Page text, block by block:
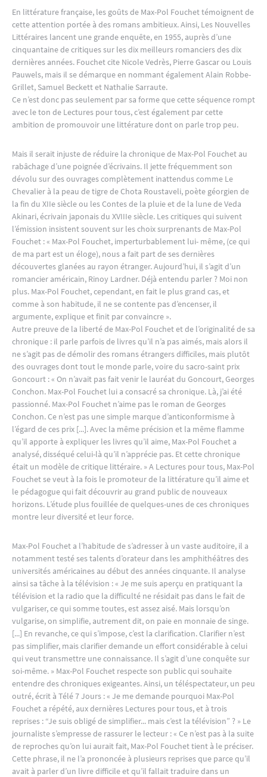
En littérature française, les goûts de Max-Pol Fouchet témoignent de
cette attention portée à des romans ambitieux. Ainsi, Les Nouvelles
Littéraires lancent une grande enquête, en 1955, auprès d’une
cinquantaine de critiques sur les dix meilleurs romanciers des dix
dernières années. Fouchet cite Nicole Vedrès, Pierre Gascar ou Louis
Pauwels, mais il se démarque en nommant également Alain Robbe-
Grillet, Samuel Beckett et Nathalie Sarraute.
Ce n’est donc pas seulement par sa forme que cette séquence rompt
avec le ton de Lectures pour tous, c’est également par cette
ambition de promouvoir une littérature dont on parle trop peu.
Mais il serait injuste de réduire la chronique de Max-Pol Fouchet au
rabâchage d’une poignée d’écrivains. Il jette fréquemment son
dévolu sur des ouvrages complètement inattendus comme Le
Chevalier à la peau de tigre de Chota Roustaveli, poète géorgien de
la fin du XIIe siècle ou les Contes de la pluie et de la lune de Veda
Akinari, écrivain japonais du XVIIIe siècle. Les critiques qui suivent
l’émission insistent souvent sur les choix surprenants de Max-Pol
Fouchet : « Max-Pol Fouchet, imperturbablement lui- même, (ce qui
de ma part est un éloge), nous a fait part de ses dernières
découvertes glanées au rayon étranger. Aujourd’hui, il s’agit d’un
romancier américain, Rinoy Lardner. Déjà entendu parler ? Moi non
plus. Max-Pol Fouchet, cependant, en fait le plus grand cas, et
comme à son habitude, il ne se contente pas d’encenser, il
argumente, explique et finit par convaincre ».
Autre preuve de la liberté de Max-Pol Fouchet et de l’originalité de sa
chronique : il parle parfois de livres qu’il n’a pas aimés, mais alors il
ne s’agit pas de démolir des romans étrangers difficiles, mais plutôt
des ouvrages dont tout le monde parle, voire du sacro-saint prix
Goncourt : « On n’avait pas fait venir le lauréat du Goncourt, Georges
Conchon. Max-Pol Fouchet lui a consacré sa chronique. Là, j’ai été
passionné. Max-Pol Fouchet n’aime pas le roman de Georges
Conchon. Ce n’est pas une simple marque d’anticonformisme à
l’égard de ces prix [...]. Avec la même précision et la même flamme
qu’il apporte à expliquer les livres qu’il aime, Max-Pol Fouchet a
analysé, disséqué celui-là qu’il n’apprécie pas. Et cette chronique
était un modèle de critique littéraire. » A Lectures pour tous, Max-Pol
Fouchet se veut à la fois le promoteur de la littérature qu’il aime et
le pédagogue qui fait découvrir au grand public de nouveaux
horizons. L’étude plus fouillée de quelques-unes de ces chroniques
montre leur diversité et leur force.
Max-Pol Fouchet a l’habitude de s’adresser à un vaste auditoire, il a
notamment testé ses talents d’orateur dans les amphithéâtres des
universités américaines au début des années cinquante. Il analyse
ainsi sa tâche à la télévision : « Je me suis aperçu en pratiquant la
télévision et la radio que la difficulté ne résidait pas dans le fait de
vulgariser, ce qui somme toutes, est assez aisé. Mais lorsqu’on
vulgarise, on simplifie, autrement dit, on paie en monnaie de singe.
[...] En revanche, ce qui s’impose, c’est la clarification. Clarifier n’est
pas simplifier, mais clarifier demande un effort considérable à celui
qui veut transmettre une connaissance. Il s’agit d’une conquête sur
soi-même. » Max-Pol Fouchet respecte son public qui souhaite
entendre des chroniques exigeantes. Ainsi, un téléspectateur, un peu
outré, écrit à Télé 7 Jours : « Je me demande pourquoi Max-Pol
Fouchet a répété, aux dernières Lectures pour tous, et à trois
reprises : “Je suis obligé de simplifier... mais c’est la télévision” ? » Le
journaliste s’empresse de rassurer le lecteur : « Ce n’est pas à la suite
de reproches qu’on lui aurait fait, Max-Pol Fouchet tient à le préciser.
Cette phrase, il ne l’a prononcée à plusieurs reprises que parce qu’il
avait à parler d’un livre difficile et qu’il fallait traduire dans un